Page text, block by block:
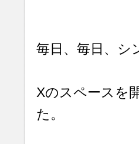
毎日、毎日、シ
Xのスペースを
た。